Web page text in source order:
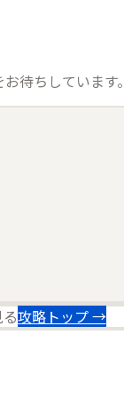
待ちしています
攻略トップ →